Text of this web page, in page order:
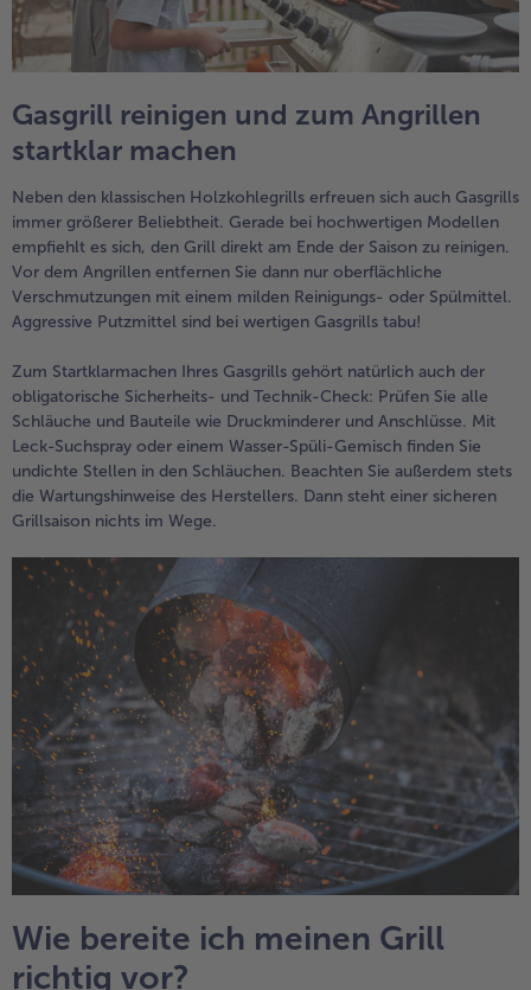
Gasgrill reinigen und zum Angrillen
startklar machen
Neben den klassischen Holzkohlegrills erfreuen sich auch Gasgrills
immer größerer Beliebtheit. Gerade bei hochwertigen Modellen
empfiehlt es sich, den Grill direkt am Ende der Saison zu reinigen.
Vor dem Angrillen entfernen Sie dann nur oberflächliche
Verschmutzungen mit einem milden Reinigungs- oder Spülmittel.
Aggressive Putzmittel sind bei wertigen Gasgrills tabu!
Zum Startklarmachen Ihres Gasgrills gehört natürlich auch der
obligatorische Sicherheits- und Technik-Check: Prüfen Sie alle
Schläuche und Bauteile wie Druckminderer und Anschlüsse. Mit
Leck-Suchspray oder einem Wasser-Spüli-Gemisch finden Sie
undichte Stellen in den Schläuchen. Beachten Sie außerdem stets
die Wartungshinweise des Herstellers. Dann steht einer sicheren
Grillsaison nichts im Wege.
Wie bereite ich meinen Grill
richtig vor?